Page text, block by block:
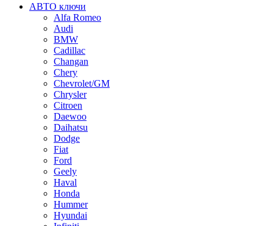
АВТО ключи
Alfa Romeo
Audi
BMW
Cadillac
Changan
Chery
Chevrolet/GM
Chrysler
Citroen
Daewoo
Daihatsu
Dodge
Fiat
Ford
Geely
Haval
Honda
Hummer
Hyundai